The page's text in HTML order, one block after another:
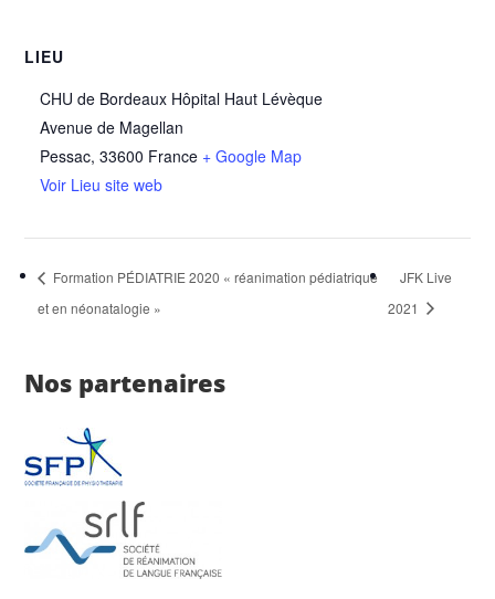
LIEU
CHU de Bordeaux Hôpital Haut Lévèque
Avenue de Magellan
Pessac, 33600 France + Google Map
Voir Lieu site web
Formation PÉDIATRIE 2020 « réanimation pédiatrique
et en néonatalogie »
JFK Live
2021
Nos partenaires